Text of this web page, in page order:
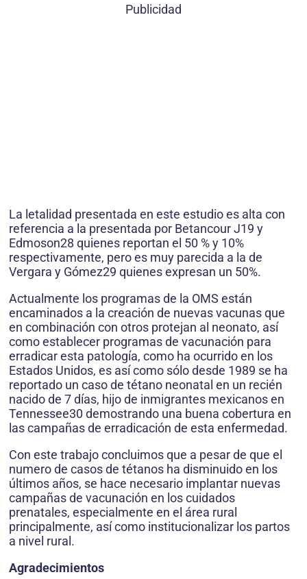
Publicidad
La letalidad presentada en este estudio es alta con
referencia a la presentada por Betancour J19 y
Edmoson28 quienes reportan el 50 % y 10%
respectivamente, pero es muy parecida a la de
Vergara y Gómez29 quienes expresan un 50%.
Actualmente los programas de la OMS están
encaminados a la creación de nuevas vacunas que
en combinación con otros protejan al neonato, así
como establecer programas de vacunación para
erradicar esta patología, como ha ocurrido en los
Estados Unidos, es así como sólo desde 1989 se ha
reportado un caso de tétano neonatal en un recién
nacido de 7 días, hijo de inmigrantes mexicanos en
Tennessee30 demostrando una buena cobertura en
las campañas de erradicación de esta enfermedad.
Con este trabajo concluimos que a pesar de que el
numero de casos de tétanos ha disminuido en los
últimos años, se hace necesario implantar nuevas
campañas de vacunación en los cuidados
prenatales, especialmente en el área rural
principalmente, así como institucionalizar los partos
a nivel rural.
Agradecimientos